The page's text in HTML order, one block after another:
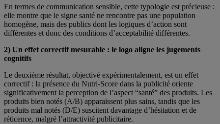
En termes de communication sensible, cette typologie est précieuse :
elle montre que le signe santé ne rencontre pas une population
homogène, mais des publics dont les logiques d’action sont
différentes et donc des conditions d’acceptabilité différentes.
2) Un effet correctif mesurable : le logo aligne les jugements
cognitifs
Le deuxième résultat, objectivé expérimentalement, est un effet
correctif : la présence du Nutri-Score dans la publicité oriente
significativement la perception de l’aspect “santé” des produits. Les
produits bien notés (A/B) apparaissent plus sains, tandis que les
produits mal notés (D/E) suscitent davantage d’hésitation et de
réticence, malgré l’attractivité publicitaire.